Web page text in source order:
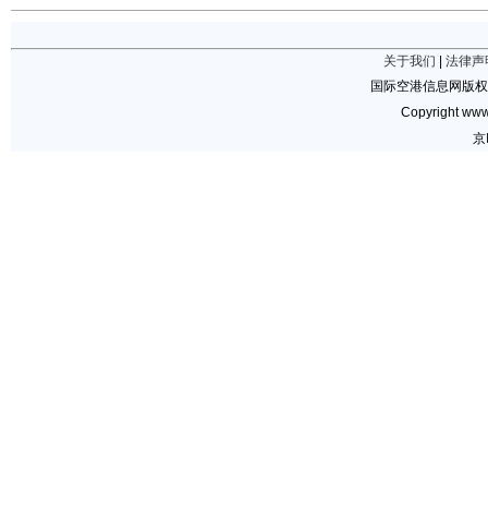
关于我们
法律声
国际空港信息网版
Copyright